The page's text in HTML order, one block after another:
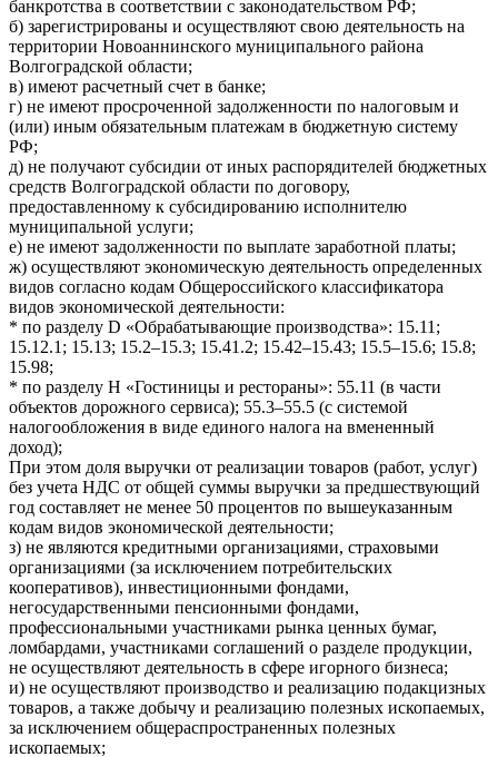
банкротства в соответствии с законодательством РФ;
б) зарегистрированы и осуществляют свою деятельность на
территории Новоаннинского муниципального района
Волгоградской области;
в) имеют расчетный счет в банке;
г) не имеют просроченной задолженности по налоговым и
(или) иным обязательным платежам в бюджетную систему
РФ;
д) не получают субсидии от иных распорядителей бюджетных
средств Волгоградской области по договору,
предоставленному к субсидированию исполнителю
муниципальной услуги;
е) не имеют задолженности по выплате заработной платы;
ж) осуществляют экономическую деятельность определенных
видов согласно кодам Общероссийского классификатора
видов экономической деятельности:
* по разделу D «Обрабатывающие производства»: 15.11;
15.12.1; 15.13; 15.2–15.3; 15.41.2; 15.42–15.43; 15.5–15.6; 15.8;
15.98;
* по разделу Н «Гостиницы и рестораны»: 55.11 (в части
объектов дорожного сервиса); 55.3–55.5 (с системой
налогообложения в виде единого налога на вмененный
доход);
При этом доля выручки от реализации товаров (работ, услуг)
без учета НДС от общей суммы выручки за предшествующий
год составляет не менее 50 процентов по вышеуказанным
кодам видов экономической деятельности;
з) не являются кредитными организациями, страховыми
организациями (за исключением потребительских
кооперативов), инвестиционными фондами,
негосударственными пенсионными фондами,
профессиональными участниками рынка ценных бумаг,
ломбардами, участниками соглашений о разделе продукции,
не осуществляют деятельность в сфере игорного бизнеса;
и) не осуществляют производство и реализацию подакцизных
товаров, а также добычу и реализацию полезных ископаемых,
за исключением общераспространенных полезных
ископаемых;